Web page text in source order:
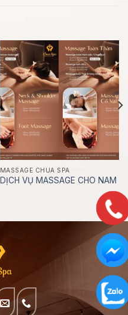
MASSAGE CHUA SPA
DỊCH VỤ MASSAGE CHO NAM